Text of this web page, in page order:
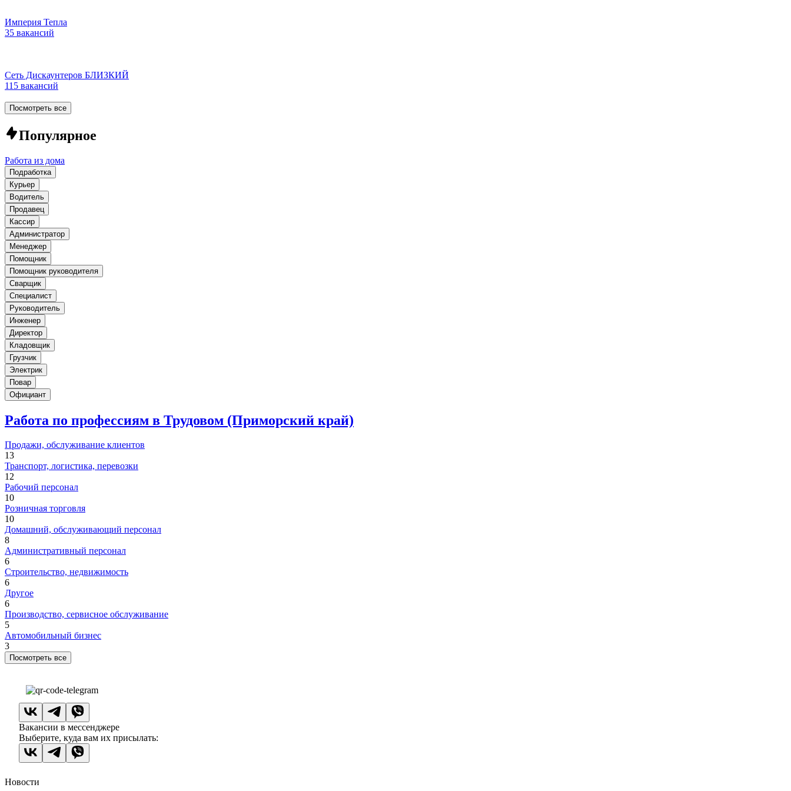
Империя Тепла
35 вакансий
Сеть Дискаунтеров БЛИЗКИЙ
115 вакансий
Посмотреть все
Популярное
Работа из дома
Подработка
Курьер
Водитель
Продавец
Кассир
Администратор
Менеджер
Помощник
Помощник руководителя
Сварщик
Специалист
Руководитель
Инженер
Директор
Кладовщик
Грузчик
Электрик
Повар
Официант
Работа по профессиям в Трудовом (Приморский край)
Продажи, обслуживание клиентов
13
Транспорт, логистика, перевозки
12
Рабочий персонал
10
Розничная торговля
10
Домашний, обслуживающий персонал
8
Административный персонал
6
Строительство, недвижимость
6
Другое
6
Производство, сервисное обслуживание
5
Автомобильный бизнес
3
Посмотреть все
Вакансии в мессенджере
Выберите, куда вам их присылать:
Новости